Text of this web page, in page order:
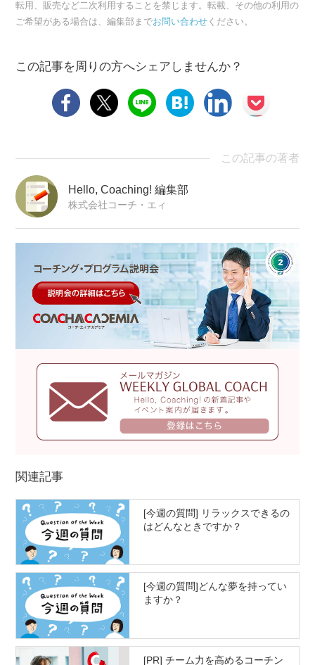
転用、販売など二次利用することを禁じます。転載、その他の利用の
ご希望がある場合は、編集部までお問い合わせ ください。
この記事を周りの方へシェアしませんか？
この記事の著者
Hello, Coaching! 編集部
株式会社コーチ・エィ
関連記事
[今週の質問] リラックスできるの
はどんなときですか？
[今週の質問]どんな夢を持ってい
ますか？
[PR] チーム力を高めるコーチン